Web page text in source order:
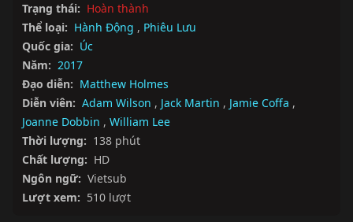
Trạng thái: Hoàn thành
Thể loại: Hành Động , Phiêu Lưu
Quốc gia: Úc
Năm: 2017
Đạo diễn: Matthew Holmes
Diễn viên: Adam Wilson , Jack Martin , Jamie Coffa ,
Joanne Dobbin , William Lee
Thời lượng: 138 phút
Chất lượng: HD
Ngôn ngữ: Vietsub
Lượt xem: 510 lượt